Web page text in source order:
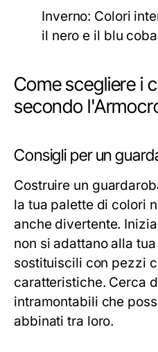
Inverno: Colori
il nero e il blu
Come scegliere i
secondo
Consigli per un
Costruire un
la tua palette di colori
anche divertente.
non si adattano alla
sostituiscili con pezzi
caratteristiche. Cerca
intramontabili che
abbinati tra loro.